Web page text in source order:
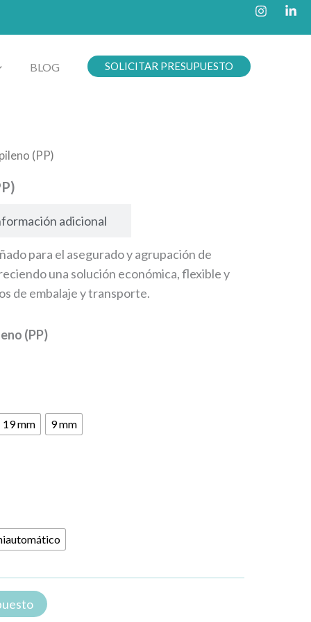
BLOG SOLICITAR PRESUPUESTO
(PP)
adicional
para el asegurado y agrupación de
una solución económica, flexible y
de embalaje y transporte.
(PP)
19 mm 9 mm